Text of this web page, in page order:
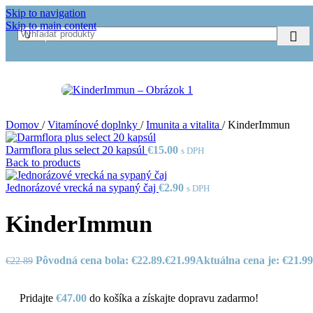
Skip to navigation
Skip to main content
-4%
Domov / Vitamínové doplnky / Imunita a vitalita / KinderImmun
Darmflora plus select 20 kapsúl €15.00 s DPH
Back to products
Jednorázové vrecká na sypaný čaj €2.90 s DPH
KinderImmun
€22.89 Pôvodná cena bola: €22.89.€21.99Aktuálna cena je:
Pridajte €47.00 do košíka a získajte dopravu zadarmo!